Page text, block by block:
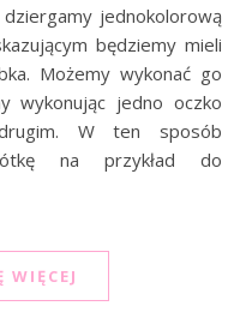
jednokolorową
będziemy mieli
Możemy wykonać go
wykonując jedno oczko
W ten sposób
na przykład do